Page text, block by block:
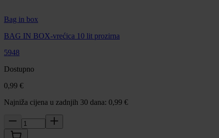
Bag in box
BAG IN BOX-vrećica 10 lit prozirna
5948
Dostupno
0,99 €
Najniža cijena u zadnjih 30 dana: 0,99 €